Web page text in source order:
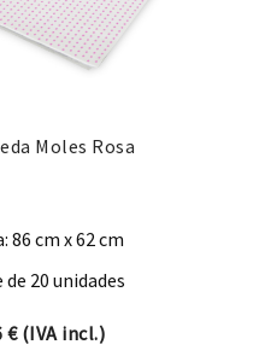
Moles Rosa
86 cm x 62 cm
de 20 unidades
€(IVA incl.)